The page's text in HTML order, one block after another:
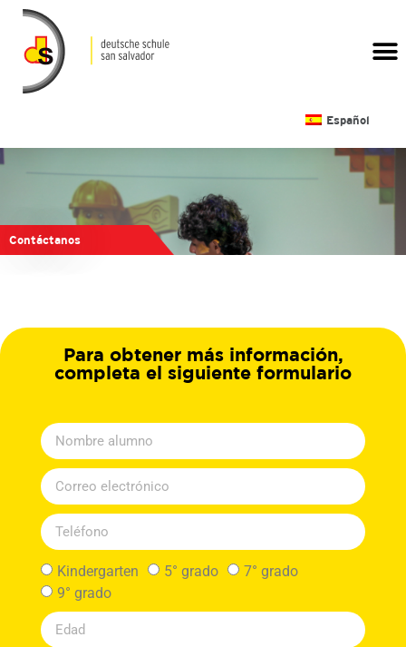
Español
Contáctanos
Para obtener más información,
completa el siguiente formulario
Kindergarten 5° grado
7° grado
9° grado